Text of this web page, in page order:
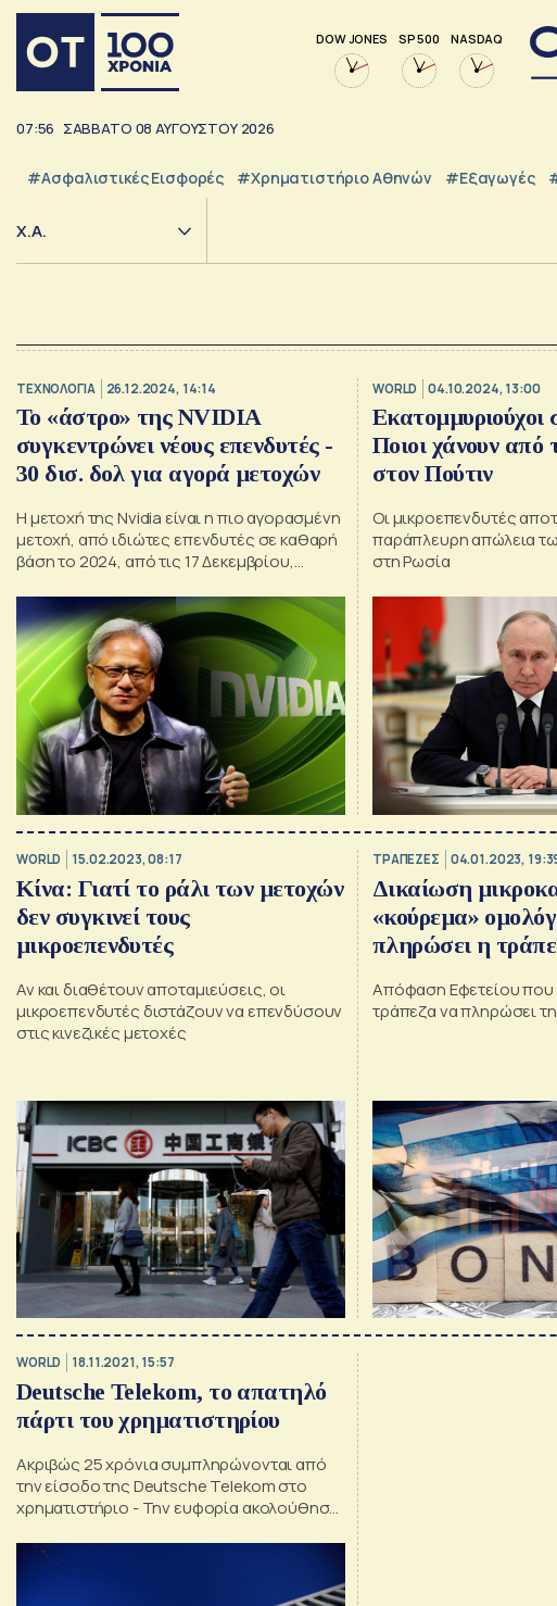
DOW JONES SP 500 NASDAQ
07:56 ΣΑΒΒΑΤΟ 08 ΑΥΓΟΥΣΤΟΥ 2026
#Ασφαλιστικές Εισφορές #Χρηματιστήριο Αθηνών #εξαγωγές
Χ.Α.
ΤΕΧΝΟΛΟΓΙΑ 26.12.2024, 14:14
Το «άστρο» της NVIDIA
συγκεντρώνει νέους επενδυτές -
30 δισ. δολ για αγορά μετοχών
Η μετοχή της Nvidia είναι η πιο αγορασμένη
μετοχή, από ιδιώτες επενδυτές σε καθαρή
βάση το 2024, από τις 17 Δεκεμβρίου,
WORLD 04.10.2024, 13:00
Εκατομμυριούχοι
Ποιοι χάνουν από
στον Πούτιν
Οι μικροεπενδυτές
παράπλευρη απώλεια
στη Ρωσία
WORLD 15.02.2023, 08:17
Κίνα: Γιατί το ράλι των μετοχών
δεν συγκινεί τους
μικροεπενδυτές
Αν και διαθέτουν αποταμιεύσεις, οι
μικροεπενδυτές διστάζουν να επενδύσουν
στις κινεζικές μετοχές
ΤΡΑΠΕΖΕΣ 04.01.2023,
Δικαίωση
«κούρεμα»
πληρώσει η
Απόφαση Εφετείου που
τράπεζα να πληρώσει
WORLD 18.11.2021, 15:57
Deutsche Telekom, το απατηλό
πάρτι του χρηματιστηρίου
Ακριβώς 25 χρόνια συμπληρώνονται από
την είσοδο της Deutsche Telekom στο
χρηματιστήριο - Την ευφορία ακολούθησε